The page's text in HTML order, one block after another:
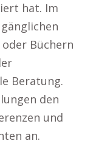
hat. Im
Büchern
Beratung.
den
und
an.